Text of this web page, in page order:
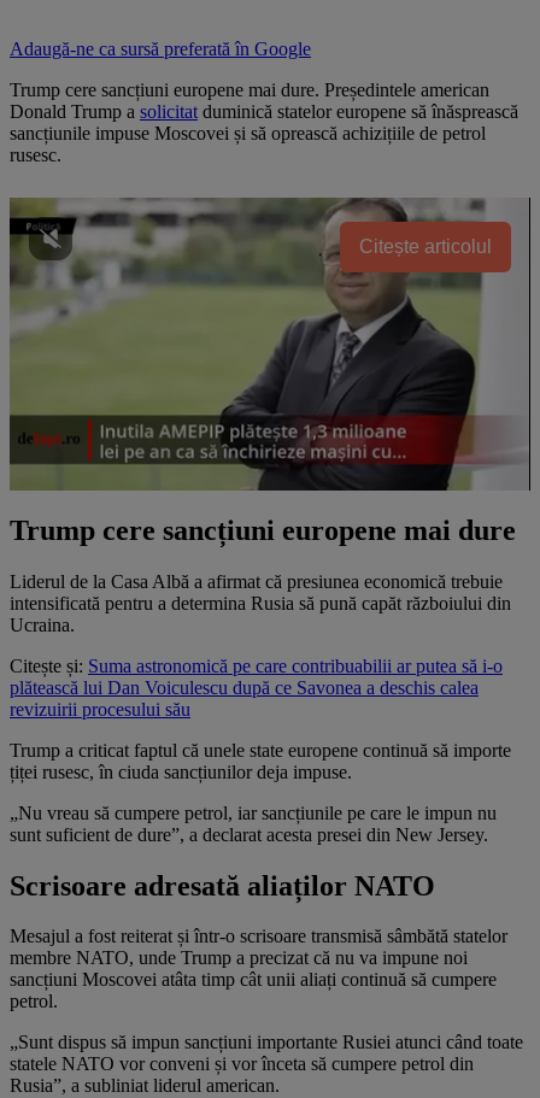
Adaugă-ne ca sursă preferată în Google
Trump cere sancțiuni europene mai dure. Președintele american
Donald Trump a solicitat duminică statelor europene să înăsprească
sancțiunile impuse Moscovei și să oprească achizițiile de petrol
rusesc.
Citește articolul
Trump cere sancțiuni europene mai dure
Liderul de la Casa Albă a afirmat că presiunea economică trebuie
intensificată pentru a determina Rusia să pună capăt războiului din
Ucraina.
Citește și: Suma astronomică pe care contribuabilii ar putea să i-o
plătească lui Dan Voiculescu după ce Savonea a deschis calea
revizuirii procesului său
Trump a criticat faptul că unele state europene continuă să importe
țiței rusesc, în ciuda sancțiunilor deja impuse.
„Nu vreau să cumpere petrol, iar sancțiunile pe care le impun nu
sunt suficient de dure”, a declarat acesta presei din New Jersey.
Scrisoare adresată aliaților NATO
Mesajul a fost reiterat și într-o scrisoare transmisă sâmbătă statelor
membre NATO, unde Trump a precizat că nu va impune noi
sancțiuni Moscovei atâta timp cât unii aliați continuă să cumpere
petrol.
„Sunt dispus să impun sancțiuni importante Rusiei atunci când toate
statele NATO vor conveni și vor înceta să cumpere petrol din
Rusia”, a subliniat liderul american.